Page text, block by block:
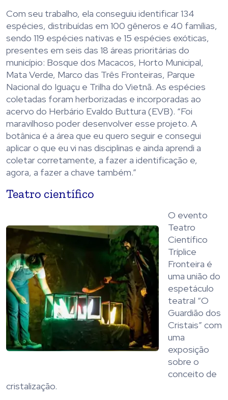
Com seu trabalho, ela conseguiu identificar 134
espécies, distribuídas em 100 gêneros e 40 famílias,
sendo 119 espécies nativas e 15 espécies exóticas,
presentes em seis das 18 áreas prioritárias do
município: Bosque dos Macacos, Horto Municipal,
Mata Verde, Marco das Três Fronteiras, Parque
Nacional do Iguaçu e Trilha do Vietnã. As espécies
coletadas foram herborizadas e incorporadas ao
acervo do Herbário Evaldo Buttura (EVB). “Foi
maravilhoso poder desenvolver esse projeto. A
botânica é a área que eu quero seguir e consegui
aplicar o que eu vi nas disciplinas e ainda aprendi a
coletar corretamente, a fazer a identificação e,
agora, a fazer a chave também.”
Teatro científico
O evento
Teatro
Científico
Tríplice
Fronteira é
uma união do
espetáculo
teatral “O
Guardião dos
Cristais” com
uma
exposição
sobre o
conceito de
cristalização.